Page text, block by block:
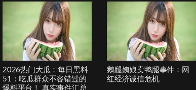
2026热门大瓜：每日黑料
51：吃瓜群众不容错过的
爆料平台！ 真实事件汇总
鹅腿姨娘卖鸭腿事件：网
红经济诚信危机